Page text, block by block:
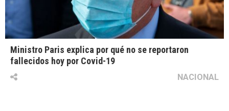
Ministro Paris explica por qué no se reportaron
fallecidos hoy por Covid-19
NACIONAL